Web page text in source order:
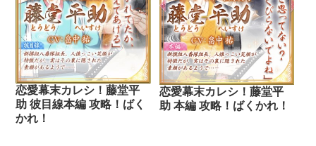
恋愛幕末カレシ！藤堂平
助 彼目線本編 攻略！ばく
かれ！
恋愛幕末カレシ！藤堂平
助 本編 攻略！ばくかれ！